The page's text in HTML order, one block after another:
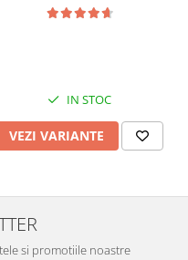
IN STOC
VEZI VARIANTE
si promotiile noastre